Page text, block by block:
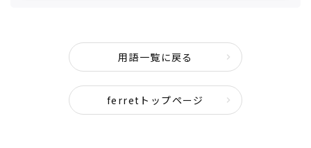
用語一覧に戻る
ferretトップページ